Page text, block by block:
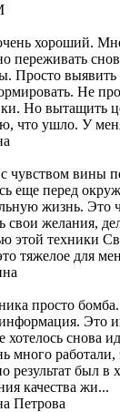
хороший.
переживать
Просто выявить
Не
Но вытащить
что ушло. У
чувством вины
еще перед
жизнь. Это
свои желания,
этой техники
тяжелое для
просто
Это
хотелось снова
много работали,
результат был в
качества жи...
Петрова